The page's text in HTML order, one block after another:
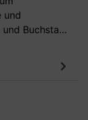
und
und Buchsta…